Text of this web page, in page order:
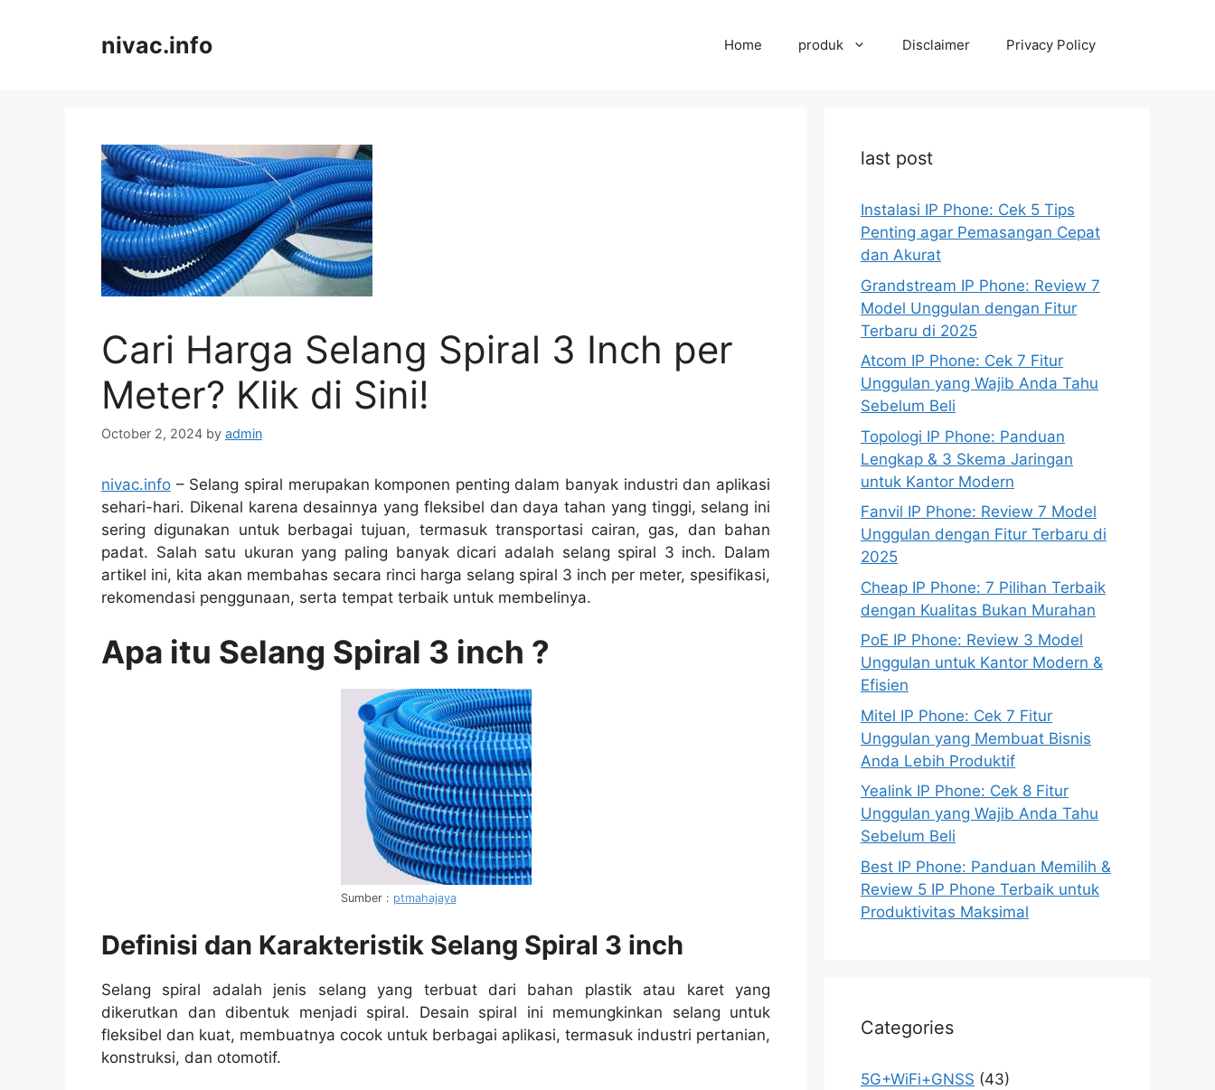
nivac.info Home produk Disclaimer Privacy Policy
Cari Harga Selang Spiral 3 Inch per
Meter? Klik di Sini!
October 2, 2024 by admin
nivac.info – Selang spiral merupakan komponen penting dalam banyak industri dan aplikasi
sehari-hari. Dikenal karena desainnya yang fleksibel dan daya tahan yang tinggi, selang ini
sering digunakan untuk berbagai tujuan, termasuk transportasi cairan, gas, dan bahan
padat. Salah satu ukuran yang paling banyak dicari adalah selang spiral 3 inch. Dalam
artikel ini, kita akan membahas secara rinci harga selang spiral 3 inch per meter, spesifikasi,
rekomendasi penggunaan, serta tempat terbaik untuk membelinya.
Apa itu Selang Spiral 3 inch ?
Sumber : ptmahajaya
Definisi dan Karakteristik Selang Spiral 3 inch
Selang spiral adalah jenis selang yang terbuat dari bahan plastik atau karet yang
dikerutkan dan dibentuk menjadi spiral. Desain spiral ini memungkinkan selang untuk
fleksibel dan kuat, membuatnya cocok untuk berbagai aplikasi, termasuk industri pertanian,
konstruksi, dan otomotif.
last post
Instalasi IP Phone: Cek 5 Tips
Penting agar Pemasangan Cepat
dan Akurat
Grandstream IP Phone: Review 7
Model Unggulan dengan Fitur
Terbaru di 2025
Atcom IP Phone: Cek 7 Fitur
Unggulan yang Wajib Anda Tahu
Sebelum Beli
Topologi IP Phone: Panduan
Lengkap & 3 Skema Jaringan
untuk Kantor Modern
Fanvil IP Phone: Review 7 Model
Unggulan dengan Fitur Terbaru di
2025
Cheap IP Phone: 7 Pilihan Terbaik
dengan Kualitas Bukan Murahan
PoE IP Phone: Review 3 Model
Unggulan untuk Kantor Modern &
Efisien
Mitel IP Phone: Cek 7 Fitur
Unggulan yang Membuat Bisnis
Anda Lebih Produktif
Yealink IP Phone: Cek 8 Fitur
Unggulan yang Wajib Anda Tahu
Sebelum Beli
Best IP Phone: Panduan Memilih &
Review 5 IP Phone Terbaik untuk
Produktivitas Maksimal
Categories
5G+WiFi+GNSS (43)